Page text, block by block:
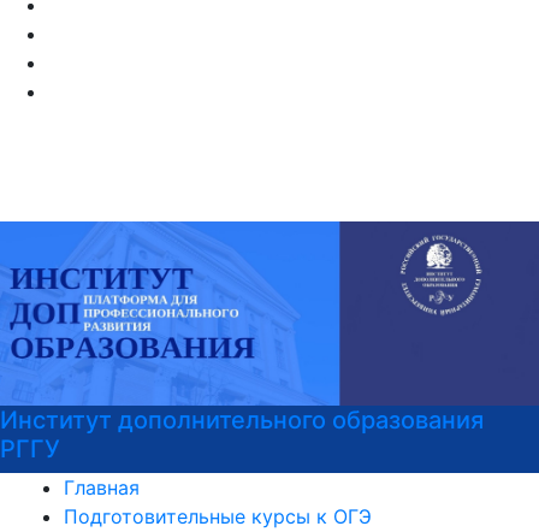
Институт дополнительного образования
РГГУ
Главная
Подготовительные курсы к ОГЭ